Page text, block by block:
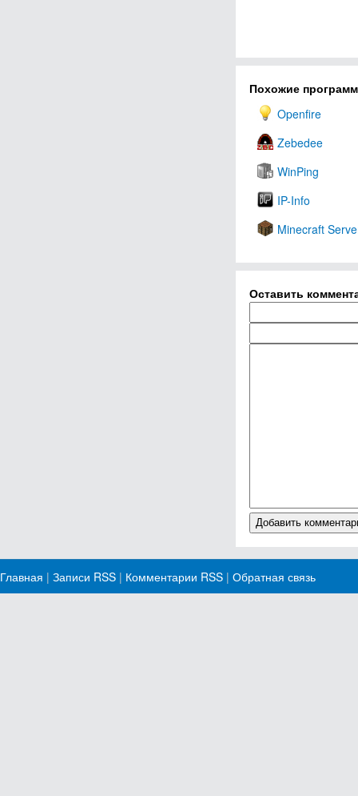
Похожие
Openfire
Zebedee
WinPing
IP-Info
Minecraft
Оставить
Главная | Записи RSS | Комментарии RSS | Обратная связь